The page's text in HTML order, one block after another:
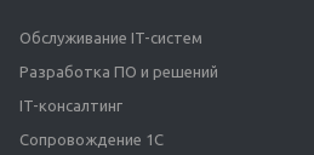
Обслуживание IT-систем
Разработка ПО и решений
IT-консалтинг
Сопровождение 1С